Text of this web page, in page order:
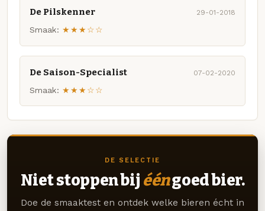
De Pilskenner 29-01-2018
Smaak: ★★★☆☆
De Saison-Specialist 07-02-2020
Smaak: ★★★☆☆
DE SELECTIE
Niet stoppen bij ééngoed bier.
Doe de smaaktest en ontdek welke bieren écht in